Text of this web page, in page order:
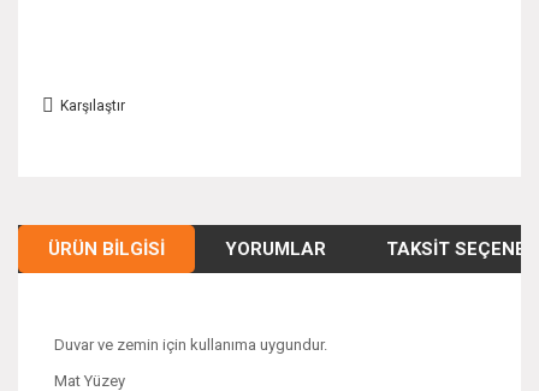
Karşılaştır
ÜRÜN BILGISI YORUMLAR TAKSIT
Duvar ve zemin için kullanıma uygundur.
Mat Yüzey